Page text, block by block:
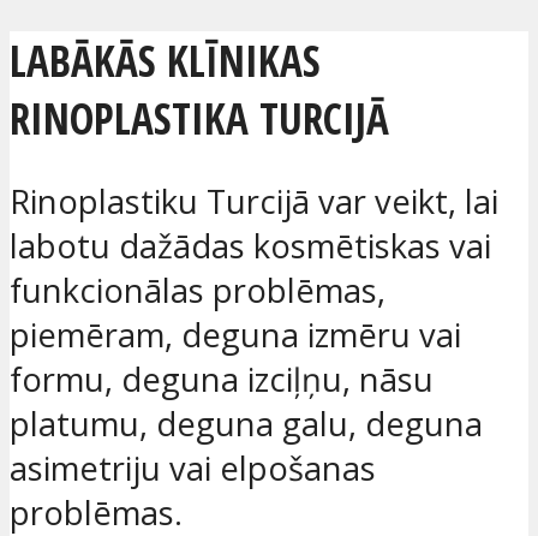
LABĀKĀS KLĪNIKAS
RINOPLASTIKA TURCIJĀ
Rinoplastiku Turcijā var veikt, lai
labotu dažādas kosmētiskas vai
funkcionālas problēmas,
piemēram, deguna izmēru vai
formu, deguna izciļņu, nāsu
platumu, deguna galu, deguna
asimetriju vai elpošanas
problēmas.